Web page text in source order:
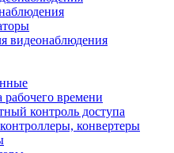
видеонаблюдения
времени
контроль доступа
конвертеры